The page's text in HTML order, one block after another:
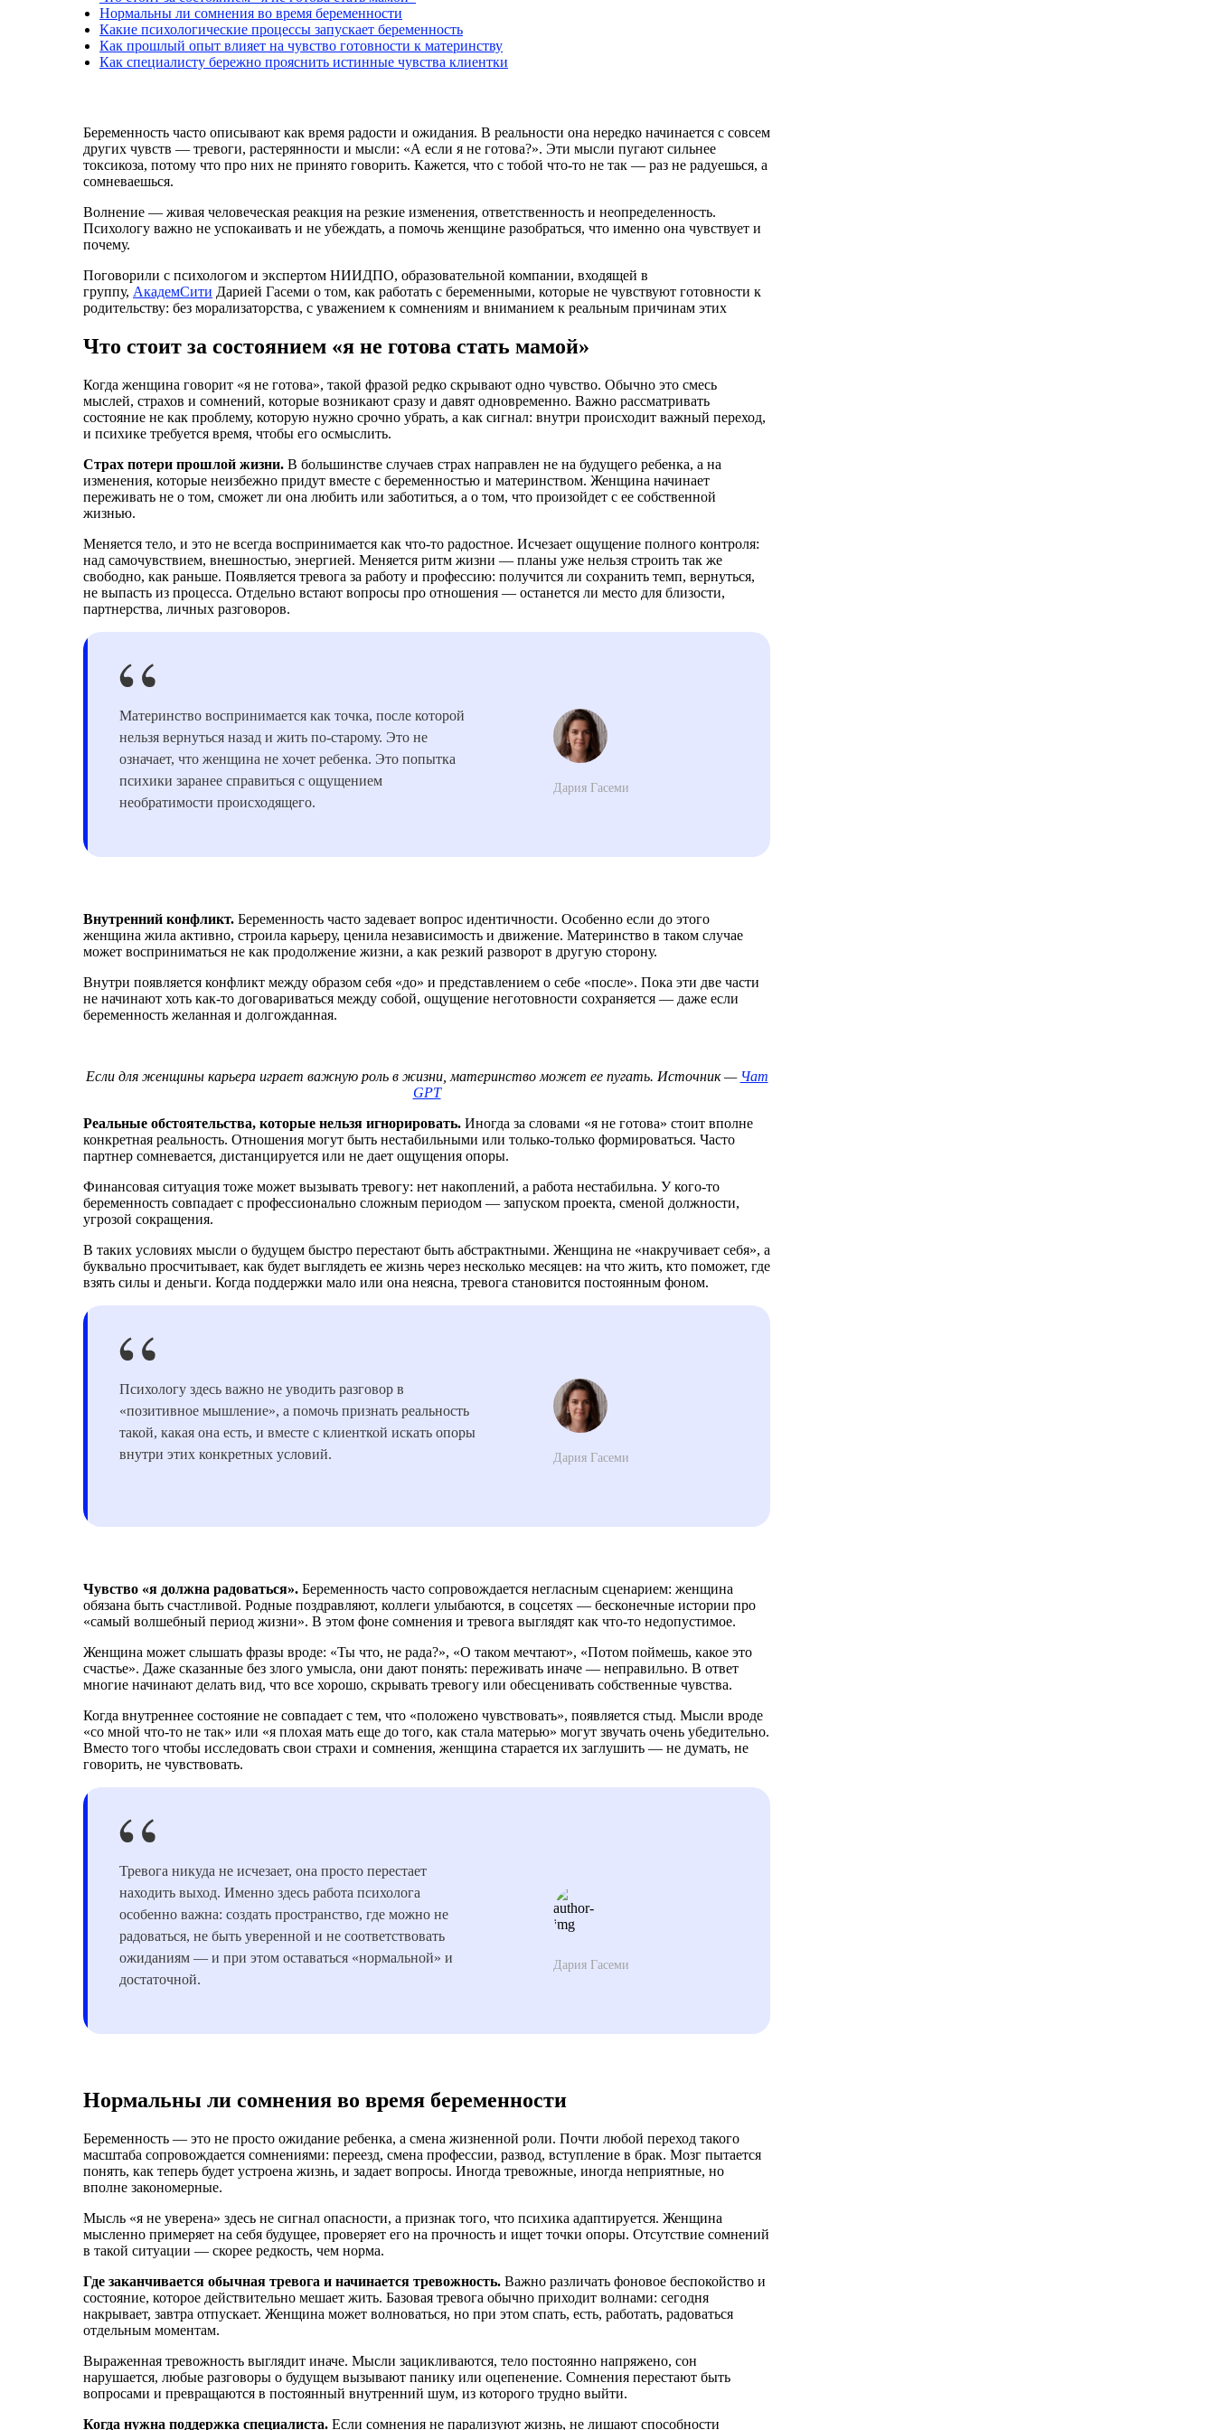
Нормальны ли сомнения во время беременности
Какие психологические процессы запускает беременность
Как прошлый опыт влияет на чувство готовности к материнству
Как специалисту бережно прояснить истинные чувства клиентки
Беременность часто описывают как время радости и ожидания. В реальности она нередко начинается с совсем
других чувств — тревоги, растерянности и мысли: «А если я не готова?». Эти мысли пугают сильнее
токсикоза, потому что про них не принято говорить. Кажется, что с тобой что-то не так — раз не радуешься, а
сомневаешься.
Волнение — живая человеческая реакция на резкие изменения, ответственность и неопределенность.
Психологу важно не успокаивать и не убеждать, а помочь женщине разобраться, что именно она чувствует и
почему.
Поговорили с психологом и экспертом НИИДПО, образовательной компании, входящей в
группу, АкадемСити Дарией Гасеми о том, как работать с беременными, которые не чувствуют готовности к
родительству: без морализаторства, с уважением к сомнениям и вниманием к реальным причинам этих
Что стоит за состоянием «я не готова стать мамой»
Когда женщина говорит «я не готова», такой фразой редко скрывают одно чувство. Обычно это смесь
мыслей, страхов и сомнений, которые возникают сразу и давят одновременно. Важно рассматривать
состояние не как проблему, которую нужно срочно убрать, а как сигнал: внутри происходит важный переход,
и психике требуется время, чтобы его осмыслить.
Страх потери прошлой жизни. В большинстве случаев страх направлен не на будущего ребенка, а на
изменения, которые неизбежно придут вместе с беременностью и материнством. Женщина начинает
переживать не о том, сможет ли она любить или заботиться, а о том, что произойдет с ее собственной
жизнью.
Меняется тело, и это не всегда воспринимается как что-то радостное. Исчезает ощущение полного контроля:
над самочувствием, внешностью, энергией. Меняется ритм жизни — планы уже нельзя строить так же
свободно, как раньше. Появляется тревога за работу и профессию: получится ли сохранить темп, вернуться,
не выпасть из процесса. Отдельно встают вопросы про отношения — останется ли место для близости,
партнерства, личных разговоров.
Материнство воспринимается как точка, после которой
нельзя вернуться назад и жить по-старому. Это не
означает, что женщина не хочет ребенка. Это попытка
психики заранее справиться с ощущением
необратимости происходящего.
Дария Гасеми
Внутренний конфликт. Беременность часто задевает вопрос идентичности. Особенно если до этого
женщина жила активно, строила карьеру, ценила независимость и движение. Материнство в таком случае
может восприниматься не как продолжение жизни, а как резкий разворот в другую сторону.
Внутри появляется конфликт между образом себя «до» и представлением о себе «после». Пока эти две части
не начинают хоть как-то договариваться между собой, ощущение неготовности сохраняется — даже если
беременность желанная и долгожданная.
Если для женщины карьера играет важную роль в жизни, материнство может ее пугать. Источник — Чат
GPT
Реальные обстоятельства, которые нельзя игнорировать. Иногда за словами «я не готова» стоит вполне
конкретная реальность. Отношения могут быть нестабильными или только-только формироваться. Часто
партнер сомневается, дистанцируется или не дает ощущения опоры.
Финансовая ситуация тоже может вызывать тревогу: нет накоплений, а работа нестабильна. У кого-то
беременность совпадает с профессионально сложным периодом — запуском проекта, сменой должности,
угрозой сокращения.
В таких условиях мысли о будущем быстро перестают быть абстрактными. Женщина не «накручивает себя», а
буквально просчитывает, как будет выглядеть ее жизнь через несколько месяцев: на что жить, кто поможет, где
взять силы и деньги. Когда поддержки мало или она неясна, тревога становится постоянным фоном.
Психологу здесь важно не уводить разговор в
«позитивное мышление», а помочь признать реальность
такой, какая она есть, и вместе с клиенткой искать опоры
внутри этих конкретных условий.
Дария Гасеми
Чувство «я должна радоваться». Беременность часто сопровождается негласным сценарием: женщина
обязана быть счастливой. Родные поздравляют, коллеги улыбаются, в соцсетях — бесконечные истории про
«самый волшебный период жизни». В этом фоне сомнения и тревога выглядят как что-то недопустимое.
Женщина может слышать фразы вроде: «Ты что, не рада?», «О таком мечтают», «Потом поймешь, какое это
счастье». Даже сказанные без злого умысла, они дают понять: переживать иначе — неправильно. В ответ
многие начинают делать вид, что все хорошо, скрывать тревогу или обесценивать собственные чувства.
Когда внутреннее состояние не совпадает с тем, что «положено чувствовать», появляется стыд. Мысли вроде
«со мной что-то не так» или «я плохая мать еще до того, как стала матерью» могут звучать очень убедительно.
Вместо того чтобы исследовать свои страхи и сомнения, женщина старается их заглушить — не думать, не
говорить, не чувствовать.
Тревога никуда не исчезает, она просто перестает
находить выход. Именно здесь работа психолога
особенно важна: создать пространство, где можно не
радоваться, не быть уверенной и не соответствовать
ожиданиям — и при этом оставаться «нормальной» и
достаточной.
Дария Гасеми
Нормальны ли сомнения во время беременности
Беременность — это не просто ожидание ребенка, а смена жизненной роли. Почти любой переход такого
масштаба сопровождается сомнениями: переезд, смена профессии, развод, вступление в брак. Мозг пытается
понять, как теперь будет устроена жизнь, и задает вопросы. Иногда тревожные, иногда неприятные, но
вполне закономерные.
Мысль «я не уверена» здесь не сигнал опасности, а признак того, что психика адаптируется. Женщина
мысленно примеряет на себя будущее, проверяет его на прочность и ищет точки опоры. Отсутствие сомнений
в такой ситуации — скорее редкость, чем норма.
Где заканчивается обычная тревога и начинается тревожность. Важно различать фоновое беспокойство и
состояние, которое действительно мешает жить. Базовая тревога обычно приходит волнами: сегодня
накрывает, завтра отпускает. Женщина может волноваться, но при этом спать, есть, работать, радоваться
отдельным моментам.
Выраженная тревожность выглядит иначе. Мысли зацикливаются, тело постоянно напряжено, сон
нарушается, любые разговоры о будущем вызывают панику или оцепенение. Сомнения перестают быть
вопросами и превращаются в постоянный внутренний шум, из которого трудно выйти.
Когда нужна поддержка специалиста. Если сомнения не парализуют жизнь, не лишают способности